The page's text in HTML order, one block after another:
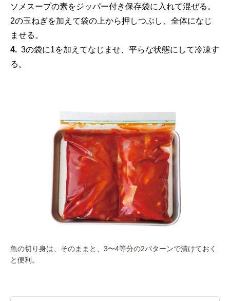
ソメスープの素をジッパー付き保存袋に入れて混ぜる。
2の玉ねぎを加えて袋の上から押しつぶし、全体になじ
ませる。
4. 3の袋に1を加えてなじませ、平らな状態にして冷凍す
る。
魚の切り身は、そのままと、3〜4等分の2パターンで漬けておく
と便利。